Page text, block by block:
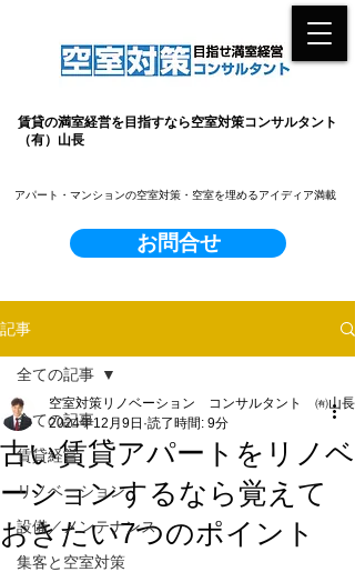
賃貸の満室経営を目指すなら空室対策コンサルタント
（有）山長
お問合せ
​アパート・マンションの空室対策・空室を埋めるアイディア満載
記事
全ての記事
賃貸経営
リノベーション
設備／メンテナンス
集客と空室対策
全ての記事
古い賃貸アパートをリノベ
ーションするなら覚えて
おきたい7つのポイント
空室対策リノベーション コンサルタント ㈲山長
2024年12月9日 読了時間: 9分